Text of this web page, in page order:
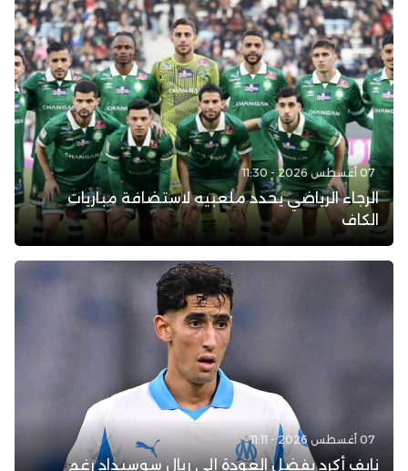
07 أغسطس 2026 - 11:30
الرجاء الرياضي يحدد ملعبيه لاستضافة مباريات
الكاف
07 أغسطس 2026 - 11:11
نايف أكرد يفضل العودة إلى ريال سوسيداد رغم